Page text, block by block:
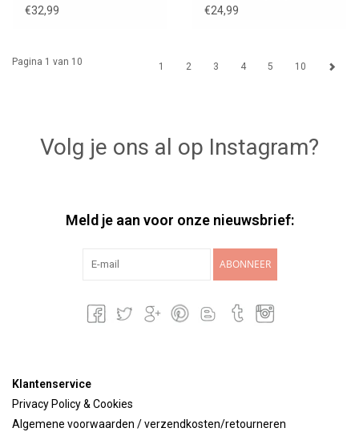
poppen / fraise
€32,99
€24,99
Pagina 1 van 10 1 2 3 4 5 10
Volg je ons al op Instagram?
Meld je aan voor onze nieuwsbrief:
ABONNEER
Klantenservice
Privacy Policy & Cookies
Algemene voorwaarden / verzendkosten/retourneren